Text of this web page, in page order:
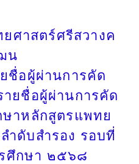
ศาสตร์ศรีสวางค
น
ชื่อผู้ผ่านการคัด
ายชื่อผู้ผ่านการคัด
ษาหลักสูตรแพทย
ดับสำรอง รอบที่
ศึกษา ๒๕๖๘